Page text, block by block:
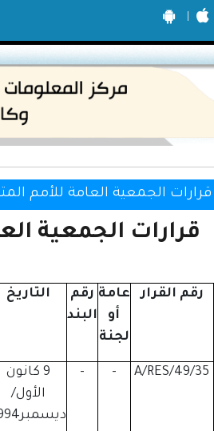
قرارات الجمعية العامة للأمم
قرارات الجمعية
رقم القرار
عامة
أو
لجنة
رقم
البند
التاريخ
A/RES/49/35
-
-
9 كانون
الأول/
ديسمبر1994